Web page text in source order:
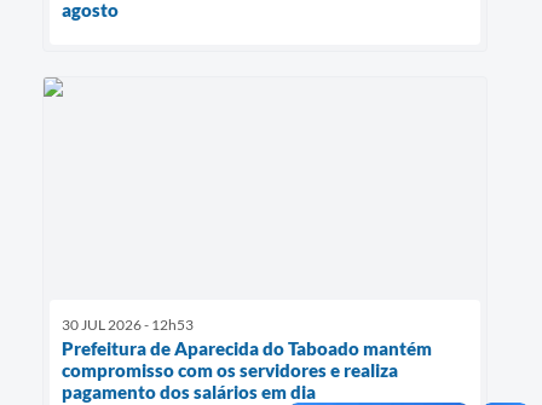
agosto
30 JUL 2026 - 12h53
Prefeitura de Aparecida do Taboado mantém
compromisso com os servidores e realiza
pagamento dos salários em dia